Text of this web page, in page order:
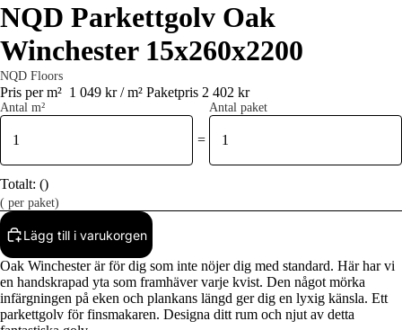
NQD Parkettgolv Oak
Winchester 15x260x2200
NQD Floors
Pris per m² 1 049 kr / m² Paketpris 2 402 kr
Antal m²
=
Antal paket
Totalt: ()
( per paket)
Lägg till i varukorgen
Oak Winchester är för dig som inte nöjer dig med standard. Här har vi
en handskrapad yta som framhäver varje kvist. Den något mörka
infärgningen på eken och plankans längd ger dig en lyxig känsla. Ett
parkettgolv för finsmakaren. Designa ditt rum och njut av detta